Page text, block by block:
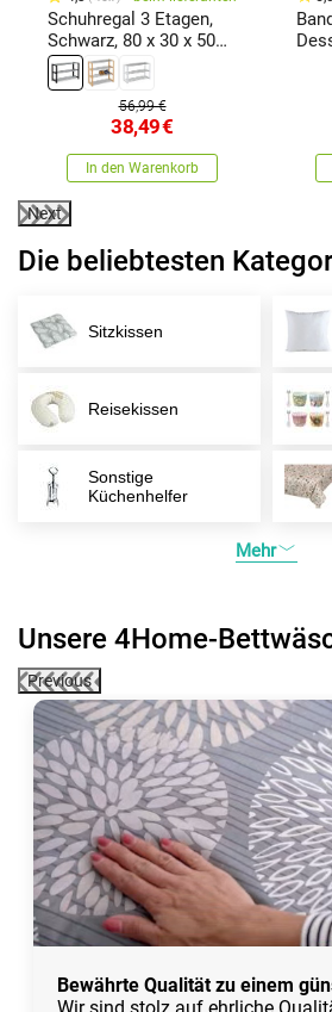
Schuhregal 3 Etagen,
Schwarz, 80 x 30 x 50
cm
56,99 €
38,49€
In den Warenkorb
Next
Die beliebtesten
Sitzkissen
Reisekissen
Sonstige
Küchenhelfer
Mehr
Unsere 4Home-
Previous
Bewährte Qualität zu einem